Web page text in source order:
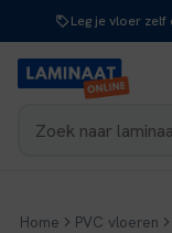
inhoud
Leg je vloer zelf
Home PVC vloeren